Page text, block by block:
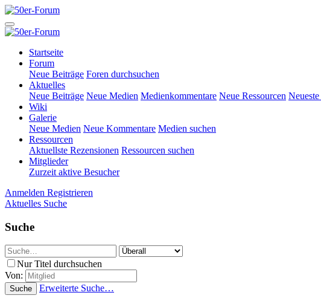
Startseite
Forum
Neue Beiträge Foren durchsuchen
Aktuelles
Neue Beiträge Neue Medien Medienkommentare Neue Ressourcen
Wiki
Galerie
Neue Medien Neue Kommentare Medien suchen
Ressourcen
Aktuellste Rezensionen Ressourcen suchen
Mitglieder
Zurzeit aktive Besucher
Anmelden Registrieren
Aktuelles Suche
Suche
Nur Titel durchsuchen
Von:
Suche Erweiterte Suche…